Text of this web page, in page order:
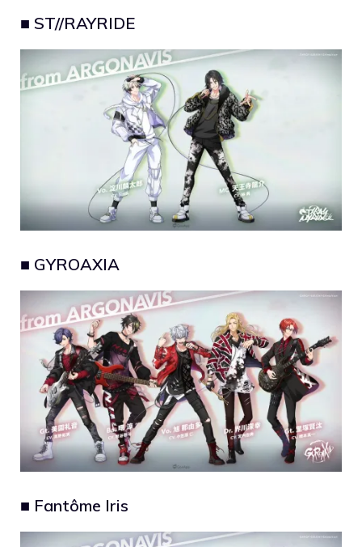
■ ST//RAYRIDE
■ GYROAXIA
■ Fantôme Iris